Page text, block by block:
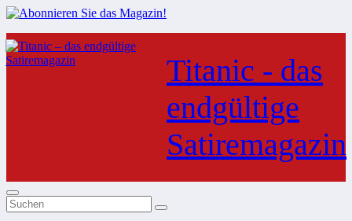
Zum
Inhalt
springen
Titanic - das
endgültige
Satiremagazin